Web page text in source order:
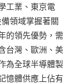
工業、東京電
領域掌握著關
的領先優勢，需
台灣、歐洲、美
為全球半導體製
憶體供應上佔有